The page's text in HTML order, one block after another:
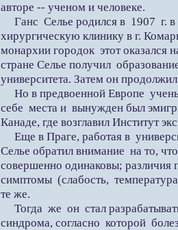
авторе -- ученом и человеке.
Ганс Селье родился в 1907 г.
хирургическую клинику в г.
монархии городок этот оказался
стране Селье получил
университета. Затем он
Но в предвоенной Европе
себе места и вынужден был
Канаде, где возглавил Институт
Еще в Праге, работая в
Селье обратил внимание на то,
совершенно одинаковы; различия
симптомы (слабость,
те же.
Тогда же он стал
синдрома, согласно которой